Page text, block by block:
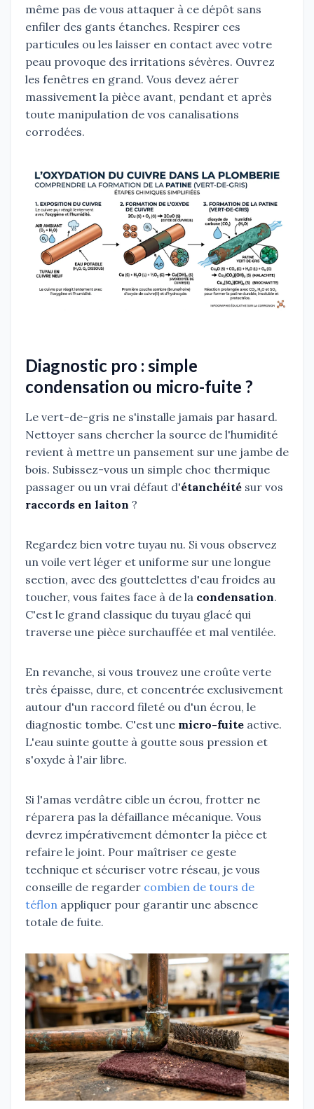
même pas de vous attaquer à ce dépôt sans
enfiler des gants étanches. Respirer ces
particules ou les laisser en contact avec votre
peau provoque des irritations sévères. Ouvrez
les fenêtres en grand. Vous devez aérer
massivement la pièce avant, pendant et après
toute manipulation de vos canalisations
corrodées.
Diagnostic pro : simple
condensation ou micro-fuite ?
Le vert-de-gris ne s'installe jamais par hasard.
Nettoyer sans chercher la source de l'humidité
revient à mettre un pansement sur une jambe de
bois. Subissez-vous un simple choc thermique
passager ou un vrai défaut d'étanchéité sur vos
raccords en laiton ?
Regardez bien votre tuyau nu. Si vous observez
un voile vert léger et uniforme sur une longue
section, avec des gouttelettes d'eau froides au
toucher, vous faites face à de la condensation.
C'est le grand classique du tuyau glacé qui
traverse une pièce surchauffée et mal ventilée.
En revanche, si vous trouvez une croûte verte
très épaisse, dure, et concentrée exclusivement
autour d'un raccord fileté ou d'un écrou, le
diagnostic tombe. C'est une micro-fuite active.
L'eau suinte goutte à goutte sous pression et
s'oxyde à l'air libre.
Si l'amas verdâtre cible un écrou, frotter ne
réparera pas la défaillance mécanique. Vous
devrez impérativement démonter la pièce et
refaire le joint. Pour maîtriser ce geste
technique et sécuriser votre réseau, je vous
conseille de regarder combien de tours de
téflon appliquer pour garantir une absence
totale de fuite.